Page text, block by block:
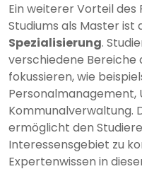
Ein weiterer Vorteil
Studiums als Master ist
Spezialisierung.
verschiedene
fokussieren, wie
Kommunalverwaltung.
ermöglicht den
Interessensgebiet zu
Expertenwissen in